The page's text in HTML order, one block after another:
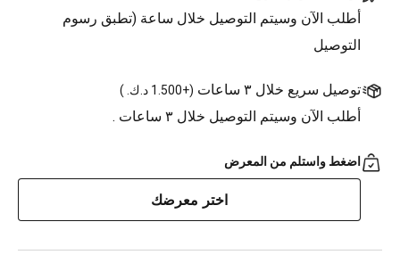
أطلب الآن وسيتم التوصيل خلال ساعة (تطبق رسوم
التوصيل
توصيل سريع خلال ٣ ساعات (+1.500 د.ك. )
أطلب الآن وسيتم التوصيل خلال ٣ ساعات .
اضغط واستلم من المعرض
اختر معرضك